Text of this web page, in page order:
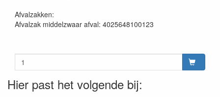
Afvalzakken:
Afvalzak middelzwaar afval: 4025648100123
Hier past het volgende bij: